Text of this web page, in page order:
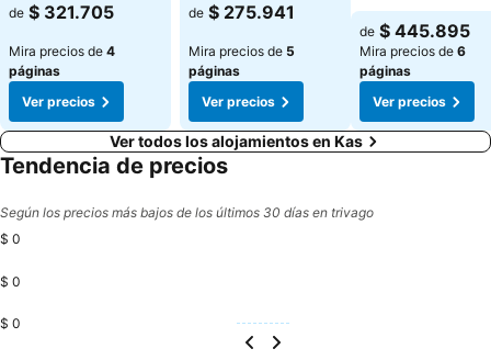
de $ 321.705
Mira precios de 4
páginas
Ver precios
de $ 275.941
Mira precios de 5
páginas
Ver precios
de $ 445.895
Mira precios de 6
páginas
Ver precios
Ver todos los alojamientos en Kas
Tendencia de precios
Según los precios más bajos de los últimos 30 días en trivago
$ 0
$ 0
$ 0